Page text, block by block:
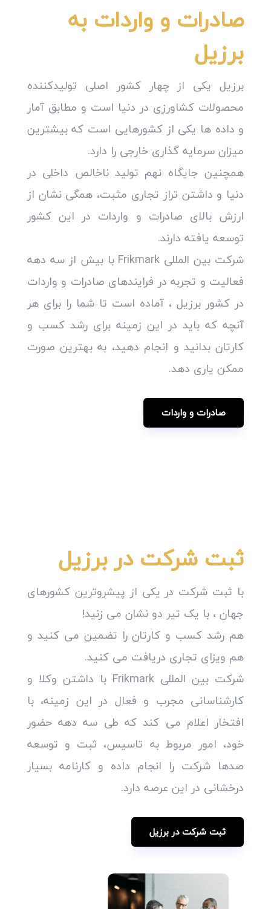
صادرات و واردات به
برزیل
برزیل یکی از چهار کشور اصلی تولیدکننده
محصولات کشاورزی در دنیا است و مطابق آمار
و داده ها یکی از کشورهایی است که بیشترین
میزان سرمایه گذاری خارجی را دارد.
همچنین جایگاه نهم تولید ناخالص داخلی در
دنیا و داشتن تراز تجاری مثبت، همگی نشان از
ارزش بالای صادرات و واردات در این کشور
توسعه یافته دارند.
شرکت بین المللی Frikmark با بیش از سه دهه
فعالیت و تجربه در فرایندهای صادرات و واردات
در کشور برزیل ، آماده است تا شما را برای هر
آنچه که باید در این زمینه برای رشد کسب و
کارتان بدانید و انجام دهید، به بهترین صورت
ممکن یاری دهد.
صادرات و واردات
ثبت شرکت در برزیل
با ثبت شرکت در یکی از پیشروترین کشورهای
جهان ، با یک تیر دو نشان می زنید!
هم رشد کسب و کارتان را تضمین می کنید و
هم ویزای تجاری دریافت می کنید.
شرکت بین المللی Frikmark با داشتن وکلا و
کارشناسانی مجرب و فعال در این زمینه، با
افتخار اعلام می کند که طی سه دهه حضور
خود، امور مربوط به تاسیس، ثبت و توسعه
صدها شرکت را انجام داده و کارنامه بسیار
درخشانی در این عرصه دارد.
ثبت شرکت در برزیل